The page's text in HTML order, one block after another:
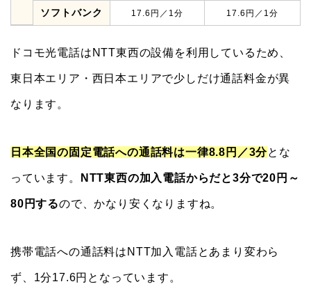
ソフトバンク 17.6円／1分 17.6円／1分
ドコモ光電話はNTT東西の設備を利用しているため、
東日本エリア・西日本エリアで少しだけ通話料金が異
なります。
日本全国の固定電話への通話料は一律8.8円／3分とな
っています。 NTT東西の加入電話からだと3分で20円～
80円するので、かなり安くなりますね。
携帯電話への通話料はNTT加入電話とあまり変わら
ず、1分17.6円となっています。